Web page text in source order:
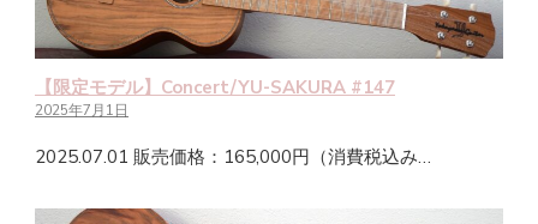
【限定モデル】Concert/YU-SAKURA #147
2025年7月1日
2025.07.01 販売価格：165,000円（消費税込み…